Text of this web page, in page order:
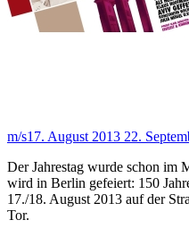
m/s17. August 2013 22.
Der Jahrestag wurde schon im
wird in Berlin gefeiert: 150
17./18. August 2013 auf der
Tor.